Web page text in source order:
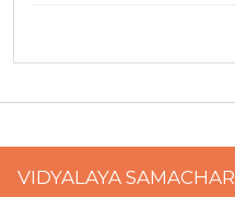
VIDYALAYA SAMACHAR